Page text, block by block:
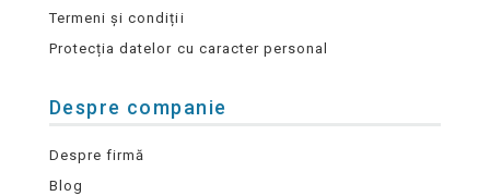
Termeni și condiții
Protecția datelor cu caracter personal
Despre companie
Despre firmă
Blog